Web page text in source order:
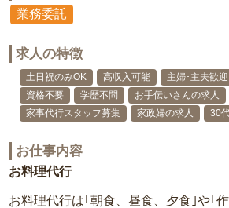
業務委託
求人の特徴
土日祝のみOK 高収入可能 主婦･主夫歓迎
資格不要
学歴不問 お手伝いさんの求人
家事代行スタッフ募集
家政婦の求人 30
お仕事内容
お料理代行
お料理代行は｢朝食、昼食、夕食｣や｢